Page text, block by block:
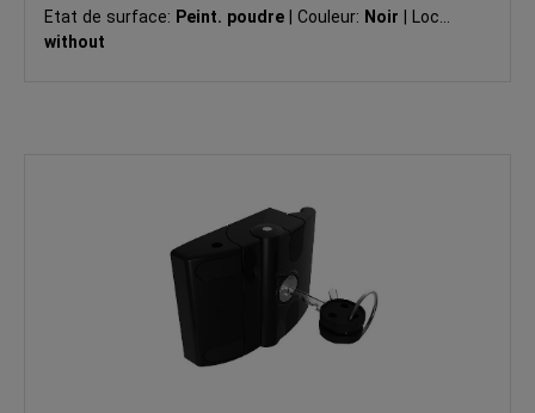
Etat de surface: Peint. poudre Couleur: Noir
Lock:
without